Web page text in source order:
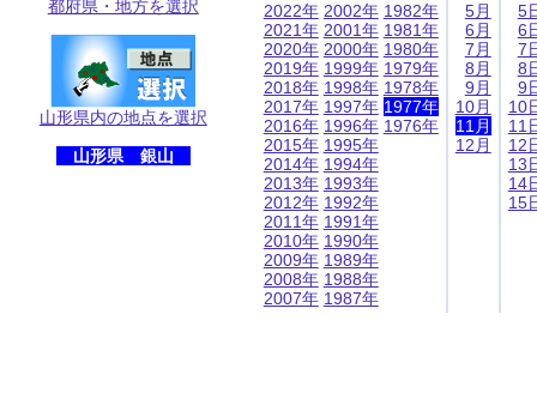
都府県・地方を選択
山形県内の地点を選択
山形県 銀山
2022年
2021年
2020年
2019年
2018年
2017年
2016年
2015年
2014年
2013年
2012年
2011年
2010年
2009年
2008年
2007年
2002年
2001年
2000年
1999年
1998年
1997年
1996年
1995年
1994年
1993年
1992年
1991年
1990年
1989年
1988年
1987年
1982年
1981年
1980年
1979年
1978年
1977年
1976年
5月
6月
7月
8月
9月
10月
11月
12月
5
6
7
8
9
10
11
12
13
14
15